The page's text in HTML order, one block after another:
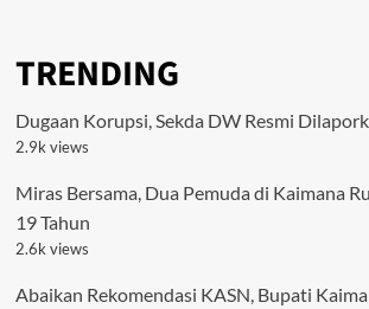
TRENDING
Dugaan Korupsi, Sekda DW Resmi
2.9k views
Miras Bersama, Dua Pemuda di Kaimana
19 Tahun
2.6k views
Abaikan Rekomendasi KASN, Bupati